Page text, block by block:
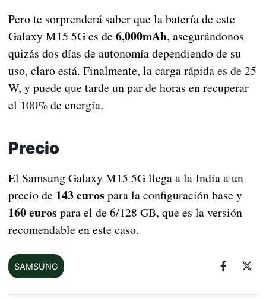
Pero te sorprenderá saber que la batería de este
Galaxy M15 5G es de 6,000mAh, asegurándonos
quizás dos días de autonomía dependiendo de su
uso, claro está. Finalmente, la carga rápida es de 25
W, y puede que tarde un par de horas en recuperar
el 100% de energía.
Precio
El Samsung Galaxy M15 5G llega a la India a un
precio de 143 euros para la configuración base y
160 euros para el de 6/128 GB, que es la versión
recomendable en este caso.
SAMSUNG